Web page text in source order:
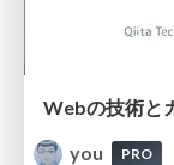
you
PRO